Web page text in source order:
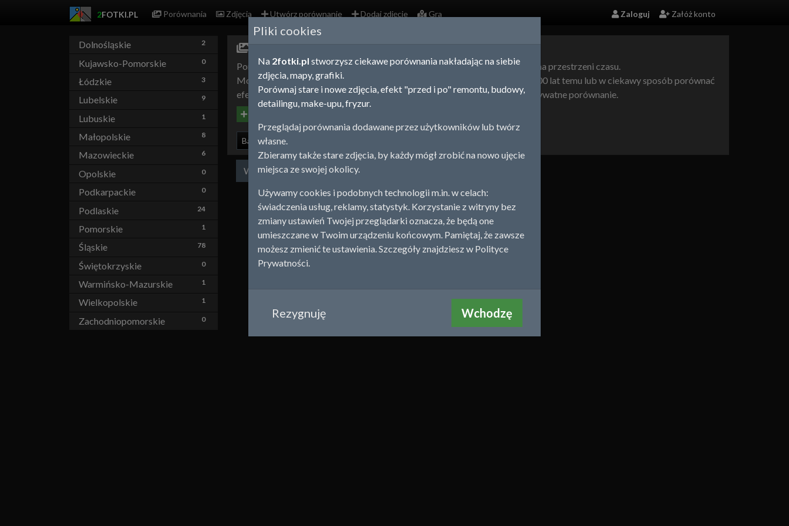
2FOTKI.PL Porównania Zdjęcia Utwórz porównanie Dodaj zdjęcie Gra Zaloguj Załóż konto
Dolnośląskie 2
Kujawsko-Pomorskie 0
Łódzkie 3
Lubelskie 9
Lubuskie 1
Małopolskie 8
Mazowieckie 6
Opolskie 0
Podkarpackie 0
Podlaskie 24
Pomorskie 1
Śląskie 78
Świętokrzyskie 0
Warmińsko-Mazurskie 1
Wielkopolskie 1
Zachodniopomorskie 0
Mazowieckie - porównania zdjęć
Porównania zdjęć, map i fotografii lotniczych obrazują zmiany zachodzące na przestrzeni czasu.
Możesz na spacerze uchwycić ujęcie z tej samej perspektywy, co fotograf 100 lat temu lub w ciekawy sposób porównać
efekty budowy, remontu, detailingu, a nawet pracy nad sylwetką tworząc prywatne porównanie.
Baboszewo
Wszystko Porównania
Pliki cookies
Na 2fotki.pl stworzysz ciekawe porównania nakładając na siebie
zdjęcia, mapy, grafiki.
Porównaj stare i nowe zdjęcia, efekt "przed i po" remontu, budowy,
detailingu, make-upu, fryzur.
Przeglądaj porównania dodawane przez użytkowników lub twórz
własne.
Zbieramy także stare zdjęcia, by każdy mógł zrobić na nowo ujęcie
miejsca ze swojej okolicy.
Używamy cookies i podobnych technologii m.in. w celach:
świadczenia usług, reklamy, statystyk. Korzystanie z witryny bez
zmiany ustawień Twojej przeglądarki oznacza, że będą one
umieszczane w Twoim urządzeniu końcowym. Pamiętaj, że zawsze
możesz zmienić te ustawienia. Szczegóły znajdziesz w Polityce
Prywatności.
Rezygnuję Wchodzę